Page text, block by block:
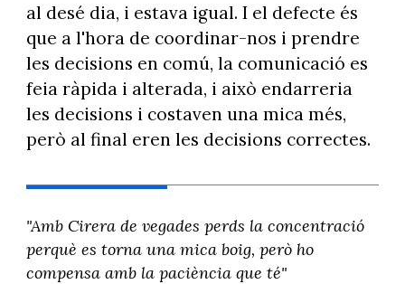
al desé dia, i estava igual. I el defecte és
que a l'hora de coordinar-nos i prendre
les decisions en comú, la comunicació es
feia ràpida i alterada, i això endarreria
les decisions i costaven una mica més,
però al final eren les decisions correctes.
"Amb Cirera de vegades perds la concentració
perquè es torna una mica boig, però ho
compensa amb la paciència que té"